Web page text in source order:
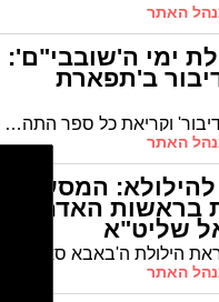
ימי ה'שובבי"ם':
ב'תפארת
'יום תענית דיבור' וקריאת כל ספר התהילים 3 פעמים במעמד הגר"מ אבוחצירא בבית הכנסת "תפארת רפאל" ברובע הסיטי
המסע
בראשות האדמו"ר
שליט"א